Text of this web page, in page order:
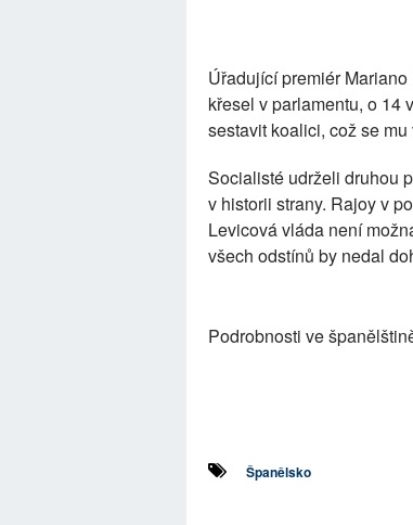
Úřadující premiér
křesel v parlamentu, o 14
sestavit koalici, což se
Socialisté udrželi druhou
v historii strany. Rajoy v
Levicová vláda není
všech odstínů by nedal
Podrobnosti ve
Španělsko